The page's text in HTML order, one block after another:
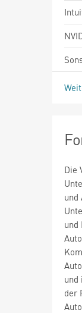
Die
und
und
und
der